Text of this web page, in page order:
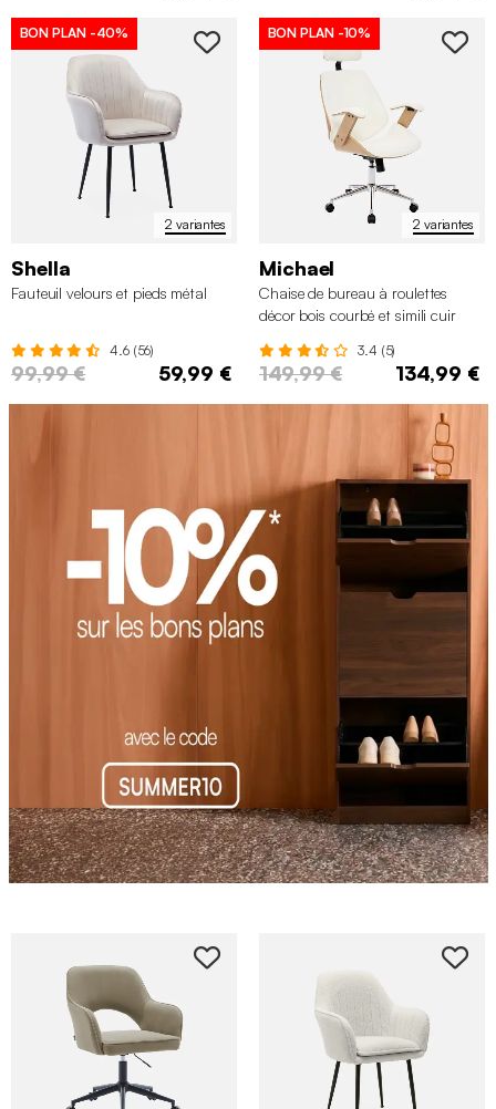
2 variantes
BON PLAN -40%
Shella
Fauteuil velours et pieds métal
4.6 (56)
99,99 € 59,99 €
2 variantes
BON PLAN -10%
Michael
Chaise de bureau à roulettes
décor bois courbé et simili cuir
3.4 (5)
149,99 € 134,99 €